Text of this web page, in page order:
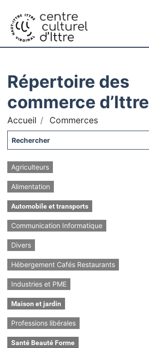
Répertoire des
commerce d’Ittre
Accueil Commerces
Agriculteurs
Alimentation
Automobile et transports
Communication Informatique
Divers
Hébergement Cafés Restaurants
Industries et PME
Maison et jardin
Professions libérales
Santé Beauté Forme